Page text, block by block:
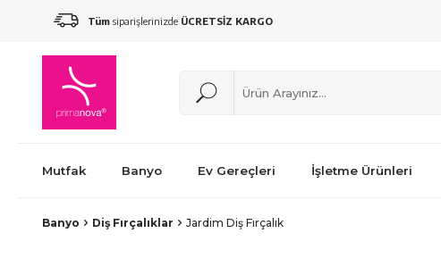
Tüm siparişlerinizde ÜCRETSİZ KARGO
Mutfak Banyo Ev Gereçleri İşletme Ürünleri
Banyo Diş Fırçalıklar Jardim Diş Fırçalık